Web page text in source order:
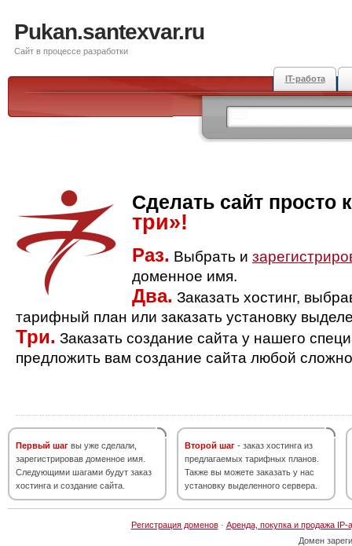
Pukan.santexvar.ru
Сайт в процессе разработки
IT-работа
Сделать сайт просто
три»!
Раз. Выбрать и
доменное имя.
Два. Заказать хостинг,
тарифный план или заказать установку
Три. Заказать создание сайта у нашего
предложить вам создание сайта любой
Первый шаг вы уже сделали,
зарегистрировав доменное имя.
Следующими шагами будут заказ
хостинга и создание сайта.
Второй шаг - заказ хостинга из
предлагаемых тарифных планов.
Также вы можете заказать у нас
установку выделенного сервера.
Регистрация доменов· Аренда, покупка и продажа IP-
Домен